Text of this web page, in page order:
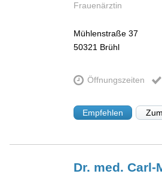
Frauenärztin
Mühlenstraße 37
50321 Brühl
Öffnungszeiten
Empfehlen
Dr. med.